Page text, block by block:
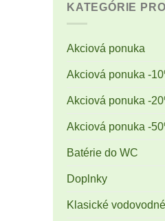
KATEGÓRIE
Akciová ponuka
Akciová ponuka -
Akciová ponuka -
Akciová ponuka -
Batérie do WC
Doplnky
Klasické